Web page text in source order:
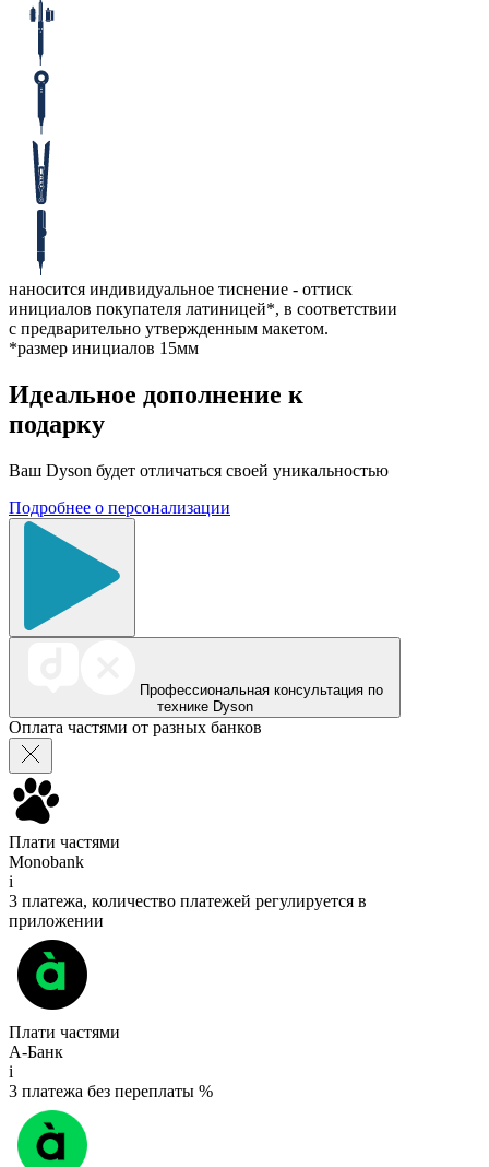
наносится индивидуальное тиснение - оттиск
инициалов покупателя латиницей*, в соответствии
с предварительно утвержденным макетом.
*размер инициалов 15мм
Идеальное дополнение к
подарку
Ваш Dyson будет отличаться своей уникальностью
Подробнее о персонализации
Профессиональная консультация по
технике Dyson
Оплата частями от разных банков
Плати частями
Monobank
i
3 платежа, количество платежей регулируется в
приложении
Плати частями
А-Банк
i
3 платежа без переплаты %